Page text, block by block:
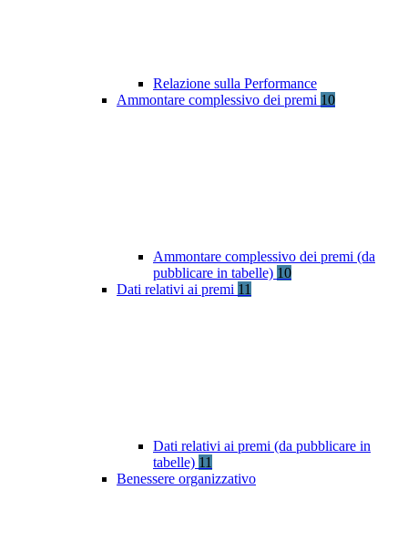
Relazione sulla Performance
Ammontare complessivo dei premi 10
Ammontare complessivo dei premi (da
pubblicare in tabelle) 10
Dati relativi ai premi 11
Dati relativi ai premi (da pubblicare in
tabelle) 11
Benessere organizzativo